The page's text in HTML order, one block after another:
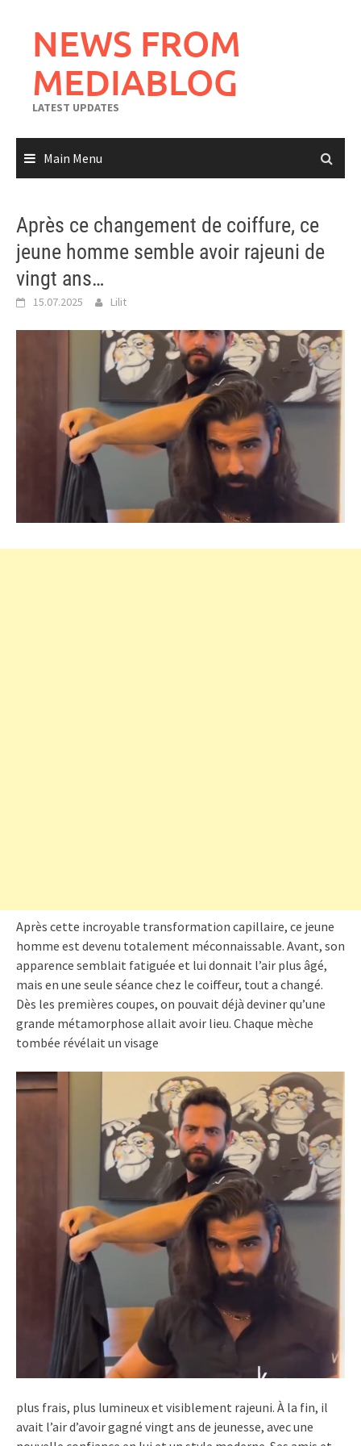
contentNEWS FROM
MEDIABLOG
LATEST UPDATES
Main Menu
Après ce changement de coiffure, ce
jeune homme semble avoir rajeuni de
vingt ans…
15.07.2025 Lilit
Après cette incroyable transformation capillaire, ce jeune
homme est devenu totalement méconnaissable. Avant, son
apparence semblait fatiguée et lui donnait l’air plus âgé,
mais en une seule séance chez le coiffeur, tout a changé.
Dès les premières coupes, on pouvait déjà deviner qu’une
grande métamorphose allait avoir lieu. Chaque mèche
tombée révélait un visage
plus frais, plus lumineux et visiblement rajeuni. À la fin, il
avait l’air d’avoir gagné vingt ans de jeunesse, avec une